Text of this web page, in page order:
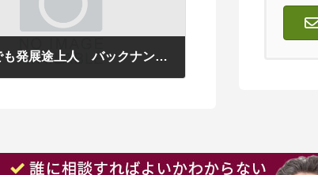
いつまでも発展途上人 バックナンバー２０２１年６月（２）こんな時代に個人・組織のパフォーマンスを上げる方法